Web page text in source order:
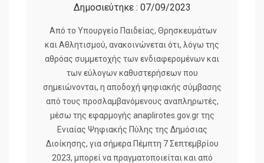
Δημοσιεύτηκε : 07/09/2023
Από το Υπουργείο Παιδείας, Θρησκευμάτων
και Αθλητισμού, ανακοινώνεται ότι, λόγω της
αθρόας συμμετοχής των ενδιαφερομένων και
των εύλογων καθυστερήσεων που
σημειώνονται, η αποδοχή ψηφιακής σύμβασης
από τους προσλαμβανόμενους αναπληρωτές,
μέσω της εφαρμογής anaplirotes.gov.gr της
Ενιαίας Ψηφιακής Πύλης της Δημόσιας
Διοίκησης, για σήμερα Πέμπτη 7 Σεπτεμβρίου
2023, μπορεί να πραγματοποιείται και από